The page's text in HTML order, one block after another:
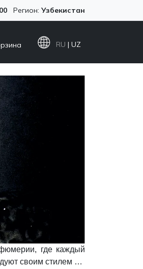
Регион: Узбекистан
RU | UZ
где каждый
своим стилем …